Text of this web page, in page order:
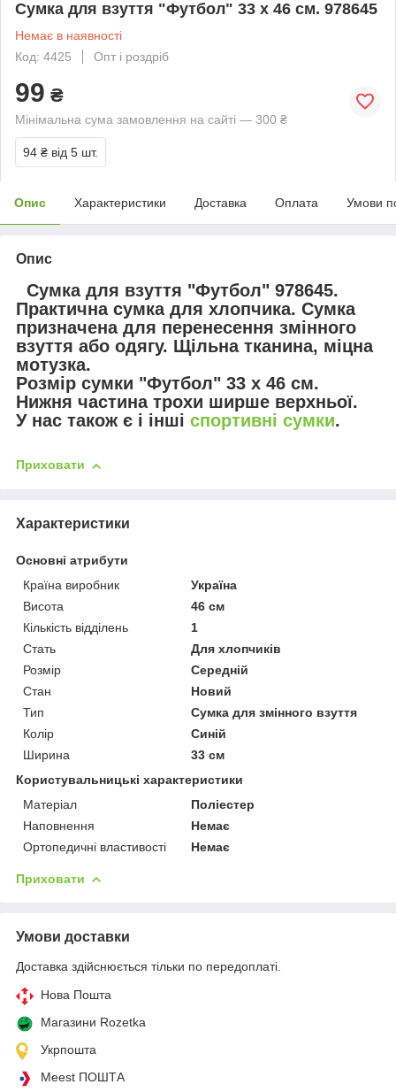
Сумка для взуття "Футбол" 33 х 46 см. 978645
Немає в наявності
Код: 4425
Опт і роздріб
99 ₴
Мінімальна сума замовлення на сайті — 300 ₴
94 ₴ від 5 шт.
Опис Характеристики Доставка Оплата Умови
Опис
Сумка для взуття "Футбол" 978645.
Практична сумка для хлопчика. Сумка
призначена для перенесення змінного
взуття або одягу. Щільна тканина, міцна
мотузка.
Розмір сумки "Футбол" 33 х 46 см.
Нижня частина трохи ширше верхньої.
У нас також є і інші спортивні сумки.
Приховати
Характеристики
Основні атрибути
Країна виробник
Україна
Висота
46 см
Кількість відділень
1
Стать
Для хлопчиків
Розмір
Середній
Стан
Новий
Тип
Сумка для змінного взуття
Колір
Синій
Ширина
33 см
Користувальницькі характеристики
Матеріал
Поліестер
Наповнення
Немає
Ортопедичні властивості
Немає
Приховати
Умови доставки
Доставка здійснюється тільки по передоплаті.
Нова Пошта
Магазини Rozetka
Укрпошта
Meest ПОШТА